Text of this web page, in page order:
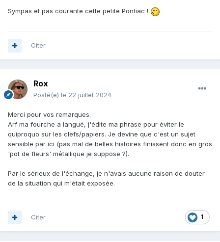
Sympas et pas courante cette petite Pontiac !
Citer
Rox
Posté(e) le 22 juillet 2024
Merci pour vos remarques.
Arf ma fourche a langué, j'édite ma phrase pour éviter le
quiproquo sur les clefs/papiers. Je devine que c'est un sujet
sensible par ici (pas mal de belles histoires finissent donc en gros
'pot de fleurs' métallique je suppose ?).
Par le sérieux de l'échange, je n'avais aucune raison de douter
de la situation qui m'était exposée.
1
Citer